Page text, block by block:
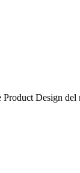
Design